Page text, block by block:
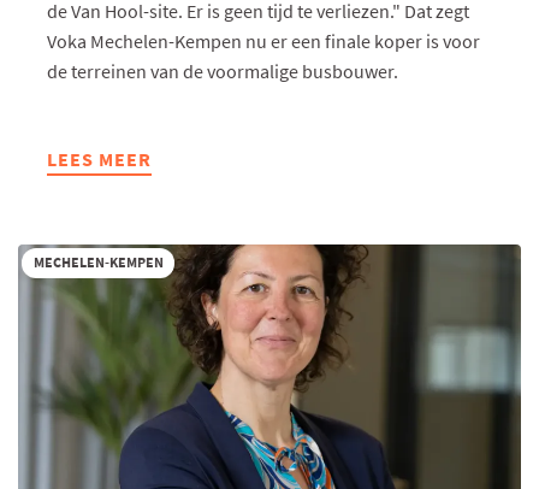
de Van Hool-site. Er is geen tijd te verliezen." Dat zegt
Voka Mechelen-Kempen nu er een finale koper is voor
de terreinen van de voormalige busbouwer.
LEES MEER
ABOUT
VAN
HOOL-
SITE:
"GEEN
JAAR
WACHTEN
ONTWIKKELING"
MECHELEN-KEMPEN